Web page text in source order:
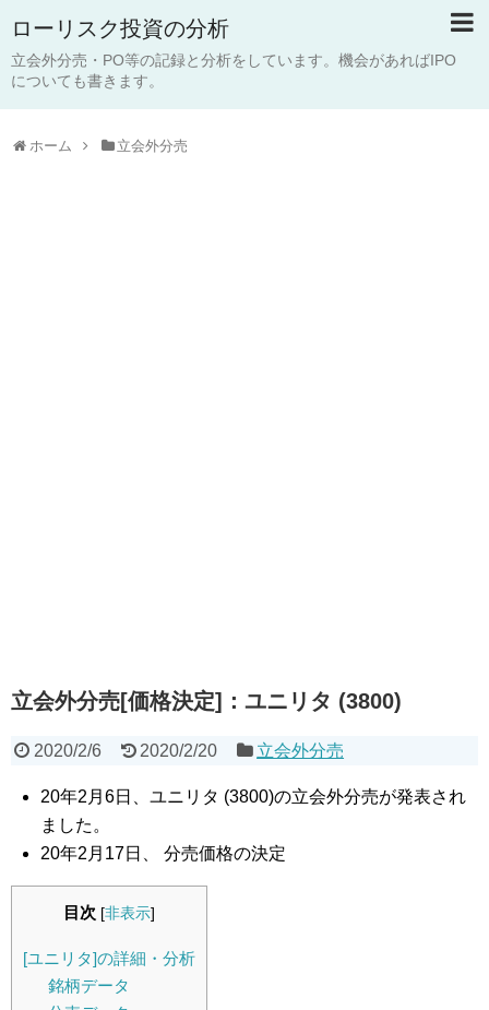
ローリスク投資の分析
立会外分売・PO等の記録と分析をしています。機会があればIPO
についても書きます。
ホーム 立会外分売
立会外分売[価格決定]：ユニリタ (3800)
2020/2/6 2020/2/20 立会外分売
20年2月6日、ユニリタ (3800)の立会外分売が発表され
ました。
20年2月17日、 分売価格の決定
目次 [非表示]
[ユニリタ]の詳細・分析
銘柄データ